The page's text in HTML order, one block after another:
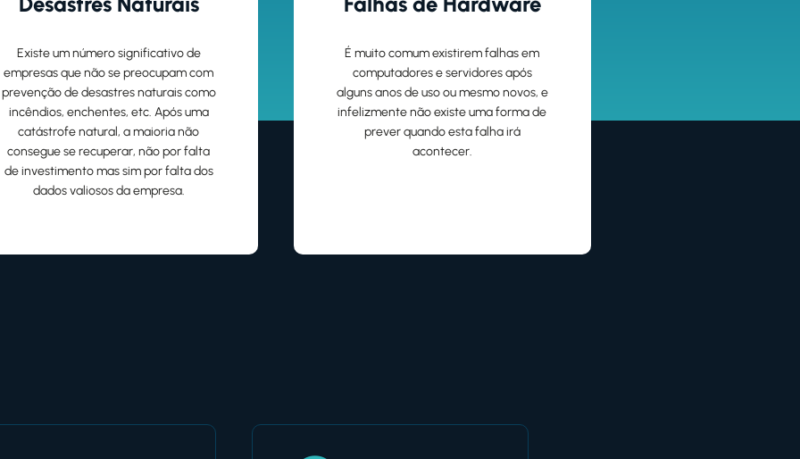
Existe um número significativo de
empresas que não se preocupam com
prevenção de desastres naturais como
incêndios, enchentes, etc. Após uma
catástrofe natural, a maioria não
consegue se recuperar, não por falta
de investimento mas sim por falta dos
dados valiosos da empresa.
É muito comum existirem falhas em
computadores e servidores após
alguns anos de uso ou mesmo novos, e
infelizmente não existe uma forma de
prever quando esta falha irá
acontecer.